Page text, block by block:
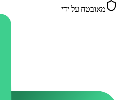
מאובטח על ידי